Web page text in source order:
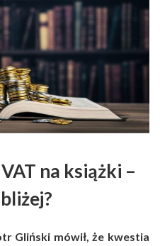
na książki –
Gliński mówił, że kwestia